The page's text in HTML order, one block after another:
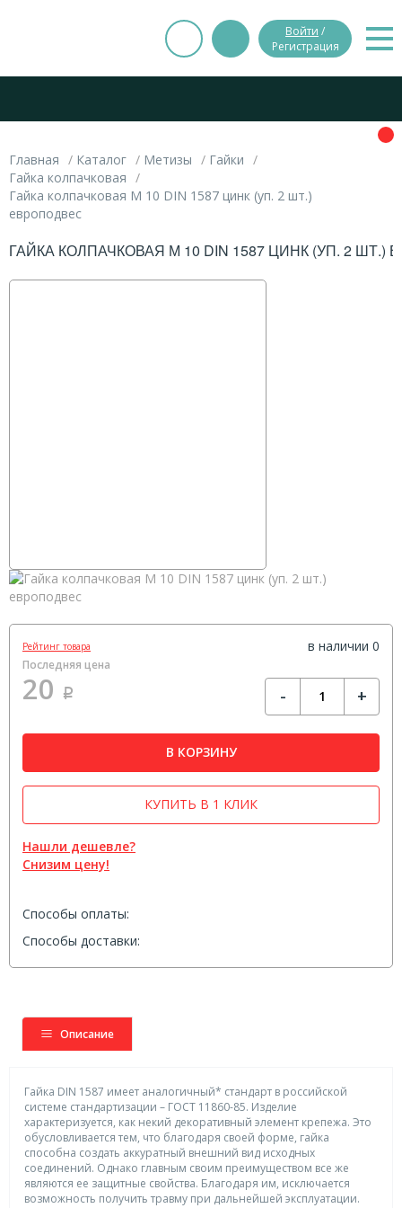
Войти /
Регистрация
Главная Каталог Метизы
Гайки
Гайка колпачковая
Гайка колпачковая М 10 DIN 1587 цинк (уп. 2 шт.)
европодвес
ГАЙКА КОЛПАЧКОВАЯ М 10 DIN 1587 ЦИНК (УП. 2 ШТ.)
Рейтинг товара в наличии 0
Последняя цена
20 Р - +
В КОРЗИНУ
Нашли дешевле?
Снизим цену!
КУПИТЬ В 1 КЛИК
Способы оплаты:
Способы доставки:
Описание
Гайка DIN 1587 имеет аналогичный* стандарт в российской
системе стандартизации – ГОСТ 11860-85. Изделие
характеризуется, как некий декоративный элемент крепежа. Это
обусловливается тем, что благодаря своей форме, гайка
способна создать аккуратный внешний вид исходных
соединений. Однако главным своим преимуществом все же
являются ее защитные свойства. Благодаря им, исключается
возможность получить травму при дальнейшей эксплуатации.